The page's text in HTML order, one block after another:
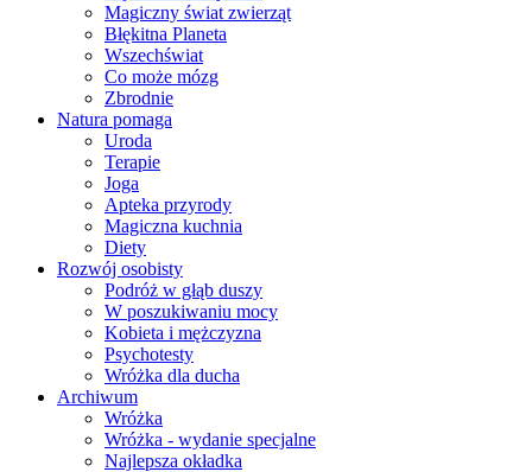
Magiczny świat zwierząt
Błękitna Planeta
Wszechświat
Co może mózg
Zbrodnie
Natura pomaga
Uroda
Terapie
Joga
Apteka przyrody
Magiczna kuchnia
Diety
Rozwój osobisty
Podróż w głąb duszy
W poszukiwaniu mocy
Kobieta i mężczyzna
Psychotesty
Wróżka dla ducha
Archiwum
Wróżka
Wróżka - wydanie specjalne
Najlepsza okładka